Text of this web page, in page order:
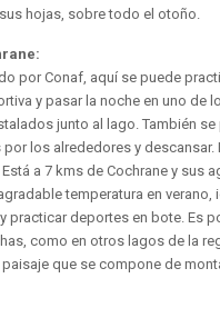
hojas, sobre todo el otoño.
por Conaf, aquí se puede
y pasar la noche en uno de
junto al lago. También se
los alrededores y descansar.
a 7 kms de Cochrane y sus
temperatura en verano,
practicar deportes en bote. Es
como en otros lagos de la
que se compone de